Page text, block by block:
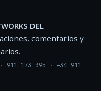
DEL
comentarios y
· 911 173 395 · +34 911